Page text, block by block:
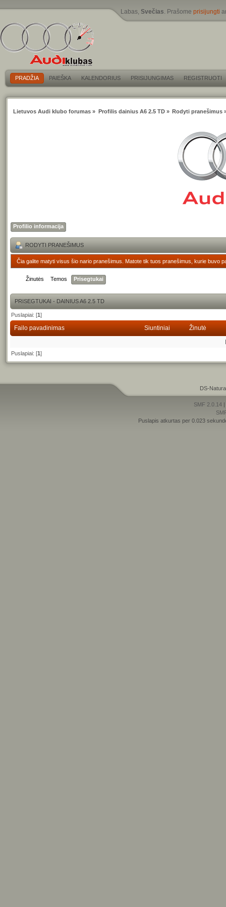
Labas, Svečias. Prašome prisijungti
PRADŽIA PAIEŠKA KALENDORIUS PRISIJUNGIMAS REGISTRUOTI
Lietuvos Audi klubo forumas » Profilis dainius A6 2.5 TD» Rodyti pranešimus
Profilio informacija
RODYTI PRANEŠIMUS
Čia galite matyti visus šio nario pranešimus. Matote tik tuos pranešimus, kurie buvo
Žinutės Temos Prisegtukai
PRISEGTUKAI - DAINIUS A6 2.5 TD
Puslapiai: [1]
Failo pavadinimas Siuntiniai
Žinutė
Puslapiai: [1]
DS-
SMF 2.0.14|
Puslapis atkurtas per 0.023